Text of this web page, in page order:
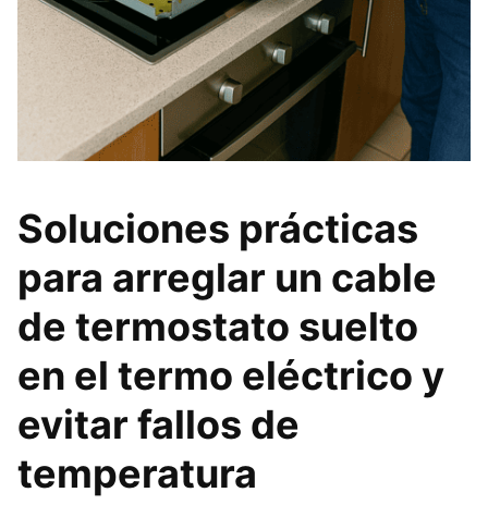
Soluciones prácticas
para arreglar un cable
de termostato suelto
en el termo eléctrico y
evitar fallos de
temperatura